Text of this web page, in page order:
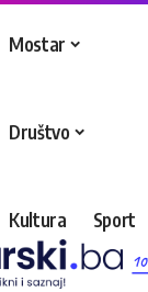
Mostar
Društvo
Kultura Sport